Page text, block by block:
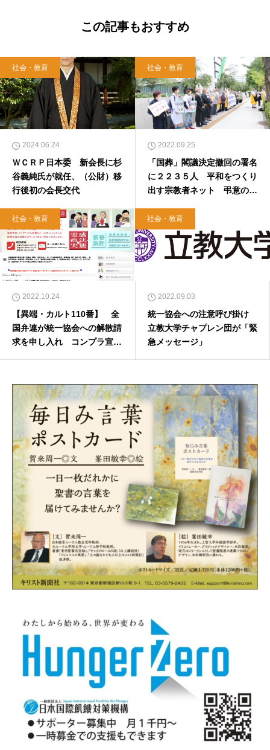
この記事もおすすめ
社会・教育
2024.06.24
ＷＣＲＰ日本委 新会長に杉
谷義純氏が就任、（公財）移
行後初の会長交代
社会・教育
2022.09.25
「国葬」閣議決定撤回の署名
に２２３５人 平和をつくり
出す宗教者ネット 弔意の強
え
社会・教育
2022.10.24
【異端・カルト110番】 全
国弁連が統一協会への解散請
求を申し入れ コンプラ宣言
社会・教育
2022.09.03
統一協会への注意呼び掛け
立教大学チャプレン団が「緊
急メッセージ」